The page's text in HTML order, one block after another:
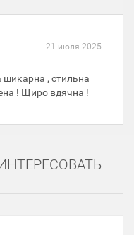
21 июля 2025
, стильна
! Щиро вдячна !